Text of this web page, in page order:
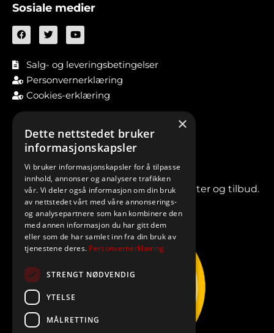
Sosiale medier
Salg- og leveringsbetingelser
Personvernerklæring
Cookies-erklæring
Meld deg på vårt nyhetsbrev for nyheter og tilbud.
×
Dette nettstedet bruker
informasjonskapsler
Vi bruker informasjonskapsler for å tilpasse
innhold, annonser og analysere trafikken
vår. Vi deler også informasjon om din bruk
av nettstedet vårt med våre annonserings-
og analysepartnere som kan kombinere den
med annen informasjon du har gitt dem
eller som de har samlet inn fra din bruk av
tjenestene deres. Personvernerklæring
STRENGT NØDVENDIG
YTELSE
MÅLRETTING